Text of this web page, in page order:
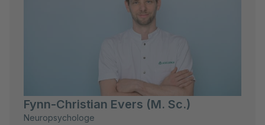
Fynn-Christian Evers (M. Sc.)
Neuropsychologe